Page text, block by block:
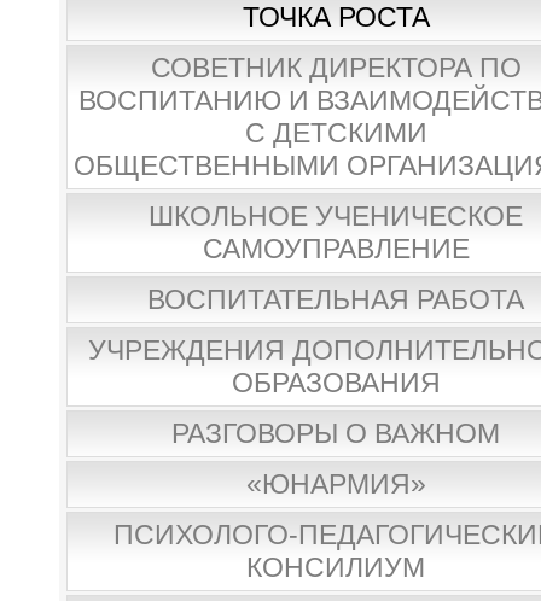
ТОЧКА РОСТА
СОВЕТНИК ДИРЕКТОРА ПО
ВОСПИТАНИЮ И
С ДЕТСКИМИ
ОБЩЕСТВЕННЫМИ
ШКОЛЬНОЕ УЧЕНИЧЕСКОЕ
САМОУПРАВЛЕНИЕ
ВОСПИТАТЕЛЬНАЯ РАБОТА
УЧРЕЖДЕНИЯ
ОБРАЗОВАНИЯ
РАЗГОВОРЫ О ВАЖНОМ
«ЮНАРМИЯ»
ПСИХОЛОГО-
КОНСИЛИУМ